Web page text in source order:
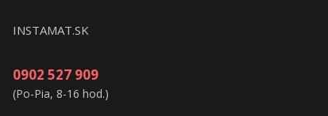
INSTAMAT.SK
0902 527 909
(Po-Pia, 8-16 hod.)